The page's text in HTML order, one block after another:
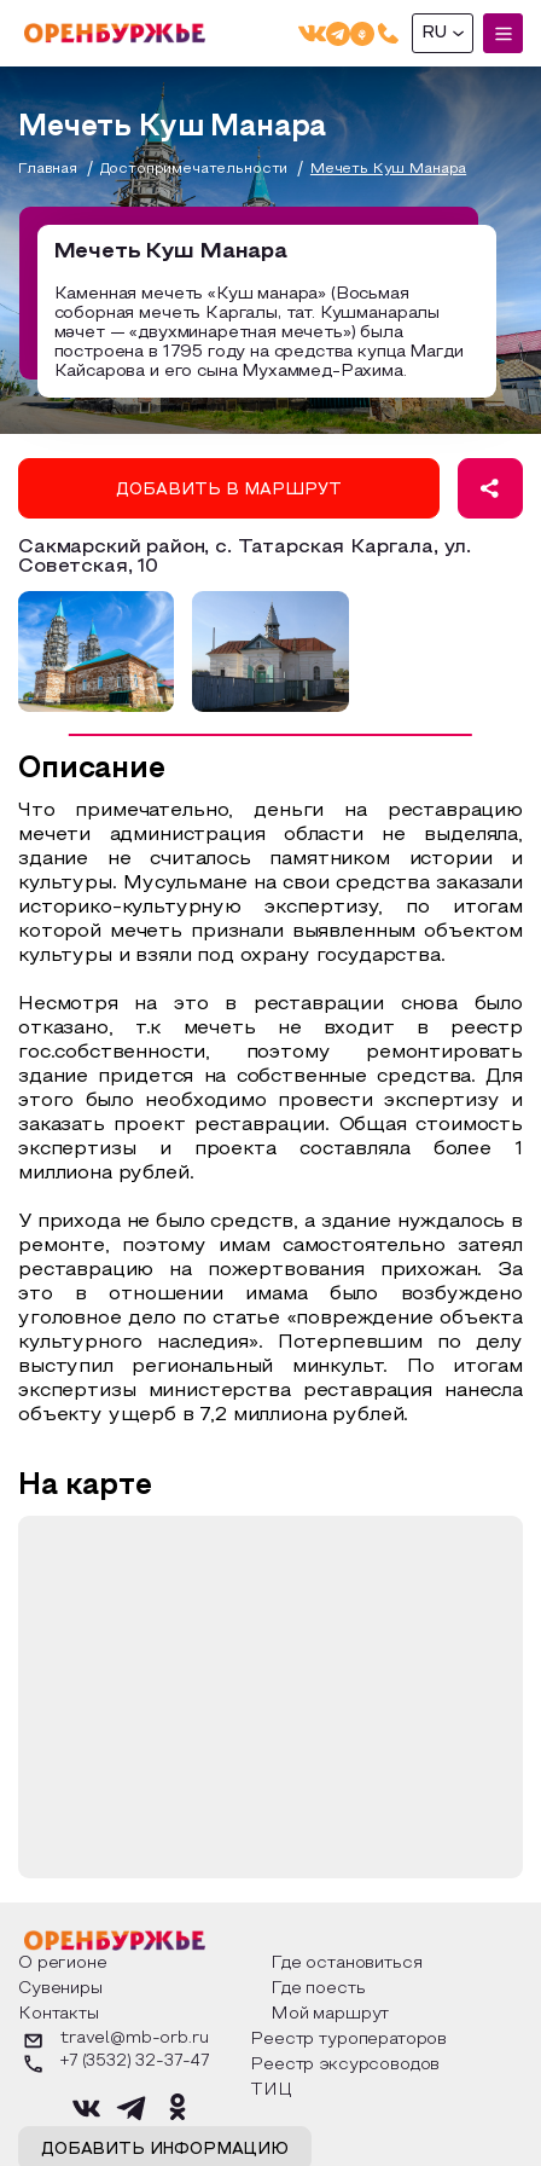
О РЕГИОНЕ
О регионе
Бузулук и Бузулукский район
Соль-Илецкий район
Саракташский район
МОЙ МАРШРУТ
Маршруты от туроператоров
Промышленный туризм
Пешеходный туризм
Аудио маршруты
Образовательный туризм
Аттестованные экскурсоводы
Маршруты от экскурсоводов
Все маршруты
ГДЕ ПОЕСТЬ
ГДЕ ОСТАНОВИТЬСЯ
НАЦИОНАЛЬНЫЙ ТУРИСТСКИЙ МАРШРУТ
RU
Русский(RU)
Мечеть Куш Манара
Главная Достопримечательности Мечеть Куш Манара
Мечеть Куш Манара
Каменная мечеть «Куш манара» (Восьмая
соборная мечеть Каргалы, тат. Кушманаралы
мәчет — «двухминаретная мечеть») была
построена в 1795 году на средства купца Магди
Кайсарова и его сына Мухаммед-Рахима.
ДОБАВИТЬ В МАРШРУТ
Сакмарский район, с. Татарская Каргала, ул.
Советская, 10
Описание
Что примечательно, деньги на реставрацию
мечети администрация области не выделяла,
здание не считалось памятником истории и
культуры. Мусульмане на свои средства заказали
историко-культурную экспертизу, по итогам
которой мечеть признали выявленным объектом
культуры и взяли под охрану государства.
Несмотря на это в реставрации снова было
отказано, т.к мечеть не входит в реестр
гос.собственности, поэтому ремонтировать
здание придется на собственные средства. Для
этого было необходимо провести экспертизу и
заказать проект реставрации. Общая стоимость
экспертизы и проекта составляла более 1
миллиона рублей.
У прихода не было средств, а здание нуждалось в
ремонте, поэтому имам самостоятельно затеял
реставрацию на пожертвования прихожан. За
это в отношении имама было возбуждено
уголовное дело по статье «повреждение объекта
культурного наследия». Потерпевшим по делу
выступил региональный минкульт. По итогам
экспертизы министерства реставрация нанесла
объекту ущерб в 7,2 миллиона рублей.
На карте
О регионе
Где остановиться
Сувениры
Где поесть
Контакты
Мой маршрут
ДОБАВИТЬ ИНФОРМАЦИЮ
travel@mb-orb.ru
+7 (3532) 32-37-47
Реестр туроператоров
Реестр эксурсоводов
ТИЦ